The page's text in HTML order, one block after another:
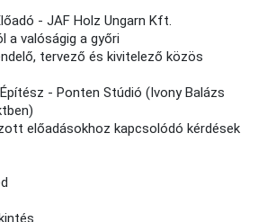
- JAF Holz Ungarn Kft.
a valóságig a győri
tervező és kivitelező közös
- Ponten Stúdió (Ivony Balázs
előadásokhoz kapcsolódó kérdések